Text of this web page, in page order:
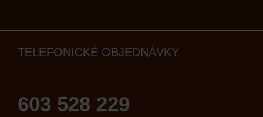
TELEFONICKÉ OBJEDNÁVKY
603 528 229